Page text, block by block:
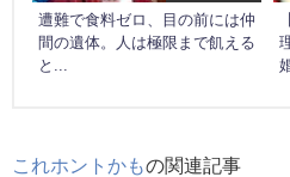
遭難で食料ゼロ、目の前には仲
間の遺体。人は極限まで飢える
と...
これホントかもの関連記事